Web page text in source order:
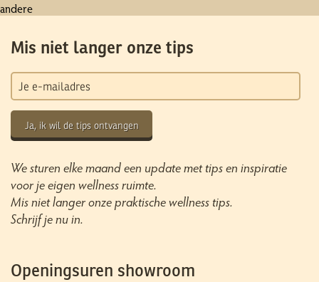
andere
Mis niet langer onze tips
Ja, ik wil de tips ontvangen
We sturen elke maand een update met tips en inspiratie
voor je eigen wellness ruimte.
Mis niet langer onze praktische wellness tips.
Schrijf je nu in.
Openingsuren showroom